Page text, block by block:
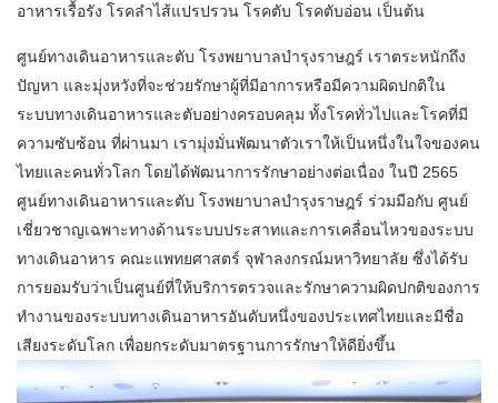
อาหารเรื้อรัง โรคลำไส้แปรปรวน โรคตับ โรคตับอ่อน เป็นต้น
ศูนย์ทางเดินอาหารและตับ โรงพยาบาลบำรุงราษฎร์ เราตระหนักถึง
ปัญหา และมุ่งหวังที่จะช่วยรักษาผู้ที่มีอาการหรือมีความผิดปกติใน
ระบบทางเดินอาหารและตับอย่างครอบคลุม ทั้งโรคทั่วไปและโรคที่มี
ความซับซ้อน ที่ผ่านมา เรามุ่งมั่นพัฒนาตัวเราให้เป็นหนึ่งในใจของคน
ไทยและคนทั่วโลก โดยได้พัฒนาการรักษาอย่างต่อเนื่อง ในปี 2565
ศูนย์ทางเดินอาหารและตับ โรงพยาบาลบำรุงราษฎร์ ร่วมมือกับ ศูนย์
เชี่ยวชาญเฉพาะทางด้านระบบประสาทและการเคลื่อนไหวของระบบ
ทางเดินอาหาร คณะแพทยศาสตร์ จุฬาลงกรณ์มหาวิทยาลัย ซึ่งได้รับ
การยอมรับว่าเป็นศูนย์ที่ให้บริการตรวจและรักษาความผิดปกติของการ
ทำงานของระบบทางเดินอาหารอันดับหนึ่งของประเทศไทยและมีชื่อ
เสียงระดับโลก เพื่อยกระดับมาตรฐานการรักษาให้ดียิ่งขึ้น